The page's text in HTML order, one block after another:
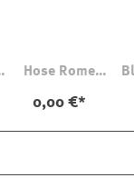
Hose Rome
0,00 €*